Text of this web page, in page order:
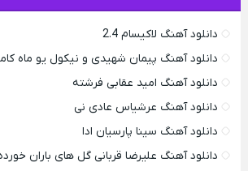
دانلود آهنگ لاکیسام 2.4
دانلود آهنگ پیمان شهیدی و نیکول یو ماه
دانلود آهنگ امید عقابی فرشته
دانلود آهنگ عرشیاس عادی نی
دانلود آهنگ سینا پارسیان ادا
دانلود آهنگ علیرضا قربانی گل های باران